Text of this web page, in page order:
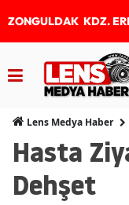
ZONGULDAK KDZ.
Lens Medya Haber
Hasta
Dehşet